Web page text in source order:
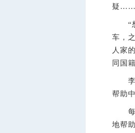
疑……
“想
车，
人家
同国
李沂
帮助
每当
地帮